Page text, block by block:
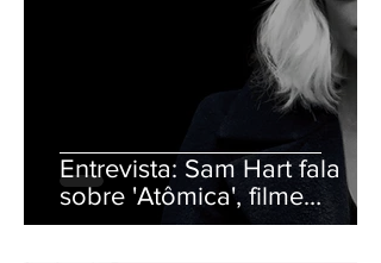
Entrevista: Sam Hart fala
sobre 'Atômica', filme
inspirado em sua HQ